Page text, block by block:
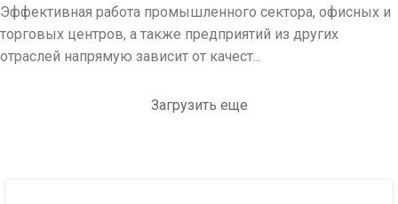
Эффективная работа промышленного сектора, офисных и
торговых центров, а также предприятий из других
отраслей напрямую зависит от качест...
Загрузить еще